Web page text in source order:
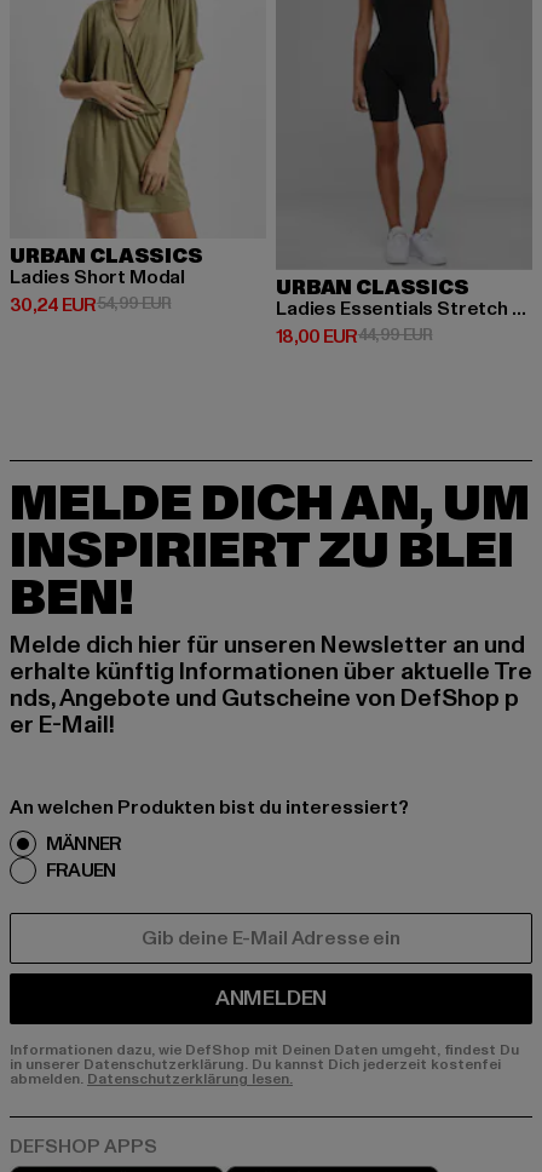
URBAN CLASSICS
Ladies Short Modal
30,24 EUR
Derzeitiger Preis: 30,24 EUR
54,99 EURAktionspreis: 54,99 EUR
URBAN CLASSICS
Ladies Essentials Stretch Jersey Jumpsuit
18,00 EUR
Derzeitiger Preis: 18,00 EUR
44,99 EURAktionspreis:
MELDE DICH AN, UM
INSPIRIERT ZU BLEI
BEN!
Melde dich hier für unseren Newsletter an und
erhalte künftig Informationen über aktuelle Tre
nds, Angebote und Gutscheine von DefShop p
er E-Mail!
An welchen Produkten bist du interessiert?
MÄNNER
FRAUEN
ANMELDEN
Informationen dazu, wie DefShop mit Deinen Daten umgeht, findest Du
in unserer Datenschutzerklärung. Du kannst Dich jederzeit kostenfei
abmelden. Datenschutzerklärung lesen.